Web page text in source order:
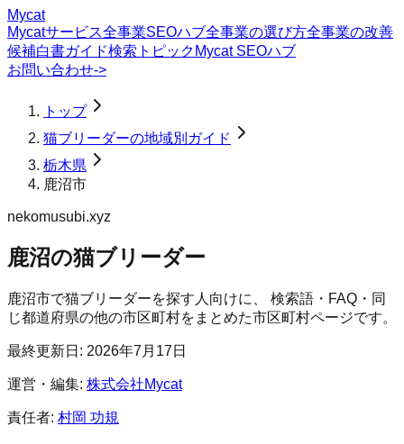
Mycat
Mycatサービス全事業SEOハブ全事業の選び方全事業の改善
候補白書ガイド検索トピック Mycat SEOハブ
お問い合わせ->
トップ
猫ブリーダーの地域別ガイド
栃木県
鹿沼市
nekomusubi.xyz
鹿沼の猫ブリーダー
鹿沼市で猫ブリーダーを探す人向けに、 検索語・FAQ・同
じ都道府県の他の市区町村をまとめた市区町村ページです。
最終更新日: 2026年7月17日
運営・編集: 株式会社Mycat
責任者: 村岡 功規